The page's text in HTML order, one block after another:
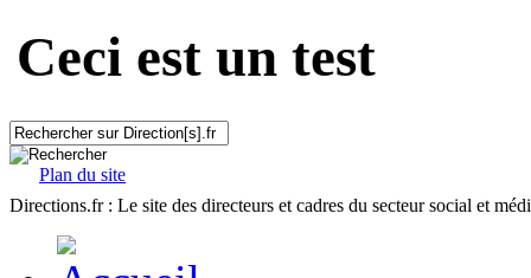
Ceci est un test
Plan du site
Directions.fr : Le site des directeurs et cadres du secteur social et